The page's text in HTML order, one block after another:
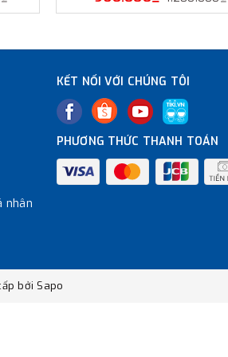
nhân
KẾT NỐI VỚI CHÚNG TÔI
PHƯƠNG THỨC THANH TOÁN
bởi Sapo